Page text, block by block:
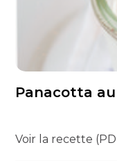
Panacotta
Voir la recette